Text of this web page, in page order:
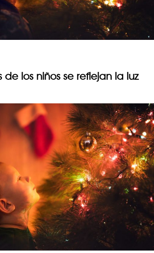
de los niños se reflejan la luz